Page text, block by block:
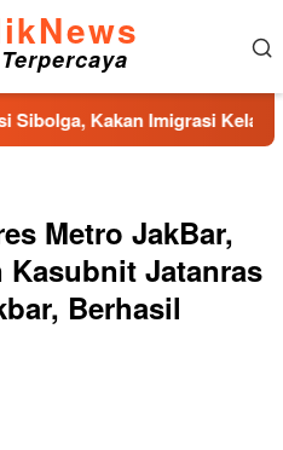
Imigrasi Kelas II Gercep
Metro JakBar,
Jatanras
Berhasil